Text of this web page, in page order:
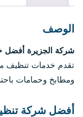
الوصف
شركة الجزيرة أفضل
تقدم خدمات تنظيف
ومطابخ وحمامات
أفضل شركة